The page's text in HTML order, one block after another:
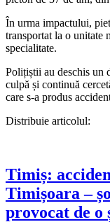
În urma impactului,
transportat la o unitate
specialitate.
Polițiștii au deschis un
culpă și continuă
care s-a produs
Distribuie articolul:
Timiș:
Timișoara –
provocat de o